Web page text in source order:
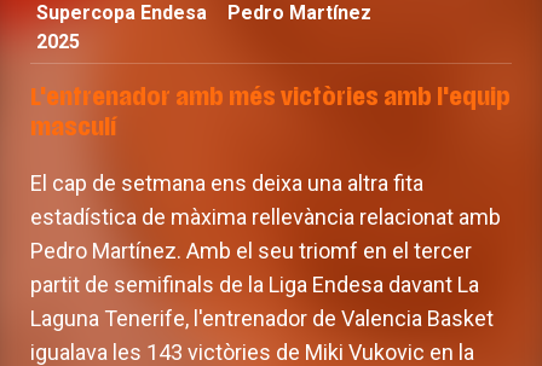
Supercopa Endesa
2025
Pedro Martínez
L'entrenador amb més victòries amb l'equip
masculí
El cap de setmana ens deixa una altra fita
estadística de màxima rellevància relacionat amb
Pedro Martínez. Amb el seu triomf en el tercer
partit de semifinals de la Liga Endesa davant La
Laguna Tenerife, l'entrenador de Valencia Basket
igualava les 143 victòries de Miki Vukovic en la